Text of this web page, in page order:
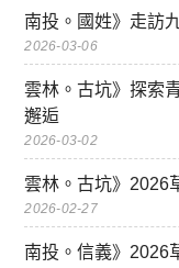
南投。國姓》走訪
2026-03-06
雲林。古坑》探索
邂逅
2026-03-02
雲林。古坑》2026
2026-02-27
南投。信義》2026